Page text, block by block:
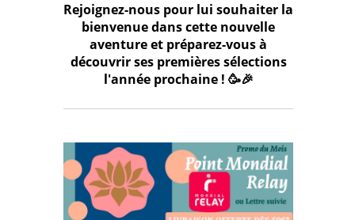
Rejoignez-nous pour lui souhaiter la
bienvenue dans cette nouvelle
aventure et préparez-vous à
découvrir ses premières sélections
l'année prochaine ! 🥳🎉